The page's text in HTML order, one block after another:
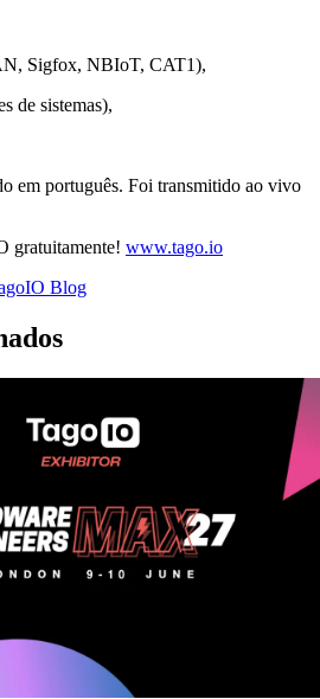
Sigfox, NBIoT, CAT1),
de sistemas),
em português. Foi transmitido ao vivo
gratuitamente! www.tago.io
Blog